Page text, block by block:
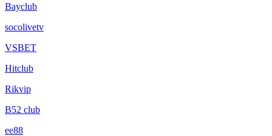
Bayclub
socolivetv
VSBET
Hitclub
Rikvip
B52 club
ee88